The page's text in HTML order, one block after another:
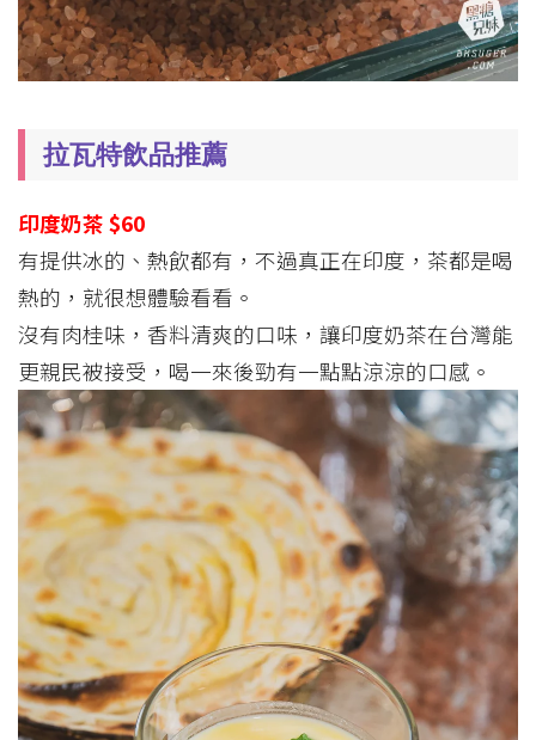
拉瓦特飲品推薦
印度奶茶 $60
有提供冰的、熱飲都有，不過真正在印度，茶都是喝
熱的，就很想體驗看看。
沒有肉桂味，香料清爽的口味，讓印度奶茶在台灣能
更親民被接受，喝一來後勁有一點點涼涼的口感。